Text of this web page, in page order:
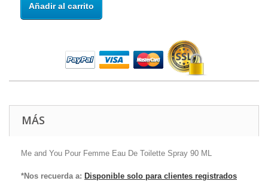
Añadir al carrito
MÁS
Me and You Pour Femme Eau De Toilette Spray 90 ML
*Nos recuerda a: Disponible solo para clientes registrados